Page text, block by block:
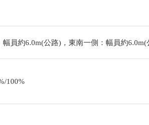
幅員約6.0m(公路)，東南一側：幅員約6.0m(
100%